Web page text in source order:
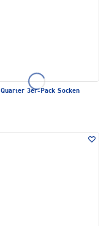
Quarter 3er-Pack Socken